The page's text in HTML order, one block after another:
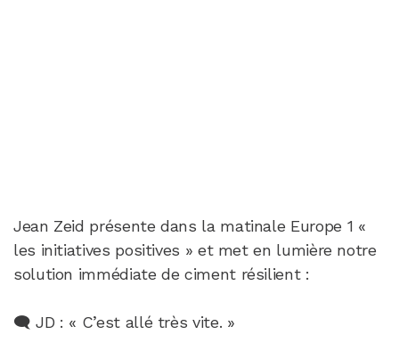
Jean Zeid présente dans la matinale Europe 1 «
les initiatives positives » et met en lumière notre
solution immédiate de ciment résilient :
🗨️ JD : « C’est allé très vite. »